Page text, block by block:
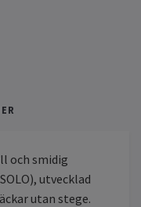
och smidig
utvecklad
utan stege.